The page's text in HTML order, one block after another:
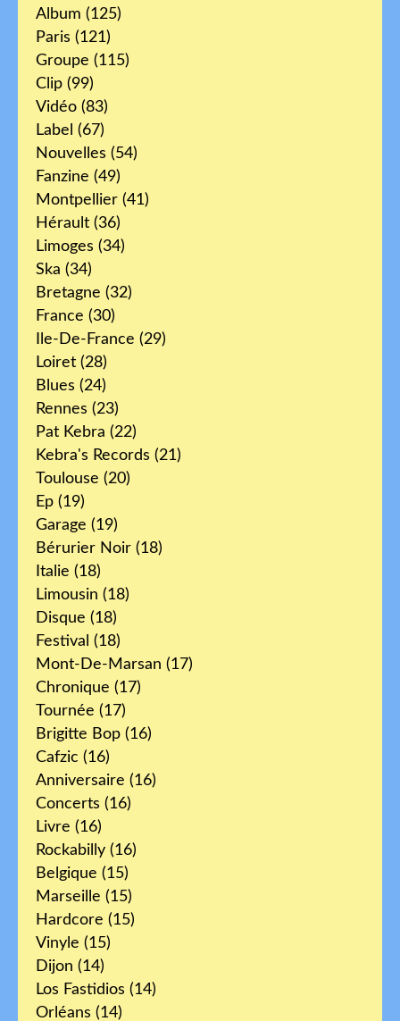
Album (125)
Paris (121)
Groupe (115)
Clip (99)
Vidéo (83)
Label (67)
Nouvelles (54)
Fanzine (49)
Montpellier (41)
Hérault (36)
Limoges (34)
Ska (34)
Bretagne (32)
France (30)
Ile-De-France (29)
Loiret (28)
Blues (24)
Rennes (23)
Pat Kebra (22)
Kebra's Records (21)
Toulouse (20)
Ep (19)
Garage (19)
Bérurier Noir (18)
Italie (18)
Limousin (18)
Disque (18)
Festival (18)
Mont-De-Marsan (17)
Chronique (17)
Tournée (17)
Brigitte Bop (16)
Cafzic (16)
Anniversaire (16)
Concerts (16)
Livre (16)
Rockabilly (16)
Belgique (15)
Marseille (15)
Hardcore (15)
Vinyle (15)
Dijon (14)
Los Fastidios (14)
Orléans (14)